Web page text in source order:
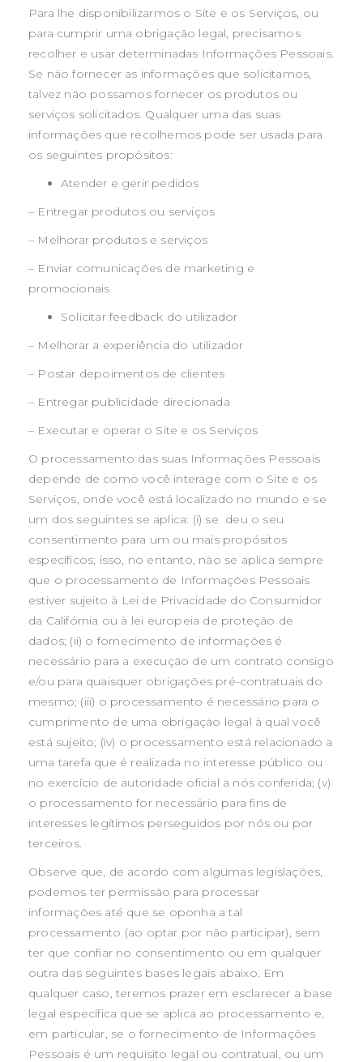
Para lhe disponibilizarmos o Site e os Serviços, ou
para cumprir uma obrigação legal, precisamos
recolher e usar determinadas Informações Pessoais.
Se não fornecer as informações que solicitamos,
talvez não possamos fornecer os produtos ou
serviços solicitados. Qualquer uma das suas
informações que recolhemos pode ser usada para
os seguintes propósitos:
Atender e gerir pedidos
– Entregar produtos ou serviços
– Melhorar produtos e serviços
– Enviar comunicações de marketing e
promocionais
Solicitar feedback do utilizador
– Melhorar a experiência do utilizador
– Postar depoimentos de clientes
– Entregar publicidade direcionada
– Executar e operar o Site e os Serviços
O processamento das suas Informações Pessoais
depende de como você interage com o Site e os
Serviços, onde você está localizado no mundo e se
um dos seguintes se aplica: (i) se deu o seu
consentimento para um ou mais propósitos
específicos; isso, no entanto, não se aplica sempre
que o processamento de Informações Pessoais
estiver sujeito à Lei de Privacidade do Consumidor
da Califórnia ou à lei europeia de proteção de
dados; (ii) o fornecimento de informações é
necessário para a execução de um contrato consigo
e/ou para quaisquer obrigações pré-contratuais do
mesmo; (iii) o processamento é necessário para o
cumprimento de uma obrigação legal à qual você
está sujeito; (iv) o processamento está relacionado a
uma tarefa que é realizada no interesse público ou
no exercício de autoridade oficial a nós conferida; (v)
o processamento for necessário para fins de
interesses legítimos perseguidos por nós ou por
terceiros.
Observe que, de acordo com algumas legislações,
podemos ter permissão para processar
informações até que se oponha a tal
processamento (ao optar por não participar), sem
ter que confiar no consentimento ou em qualquer
outra das seguintes bases legais abaixo. Em
qualquer caso, teremos prazer em esclarecer a base
legal específica que se aplica ao processamento e,
em particular, se o fornecimento de Informações
Pessoais é um requisito legal ou contratual, ou um